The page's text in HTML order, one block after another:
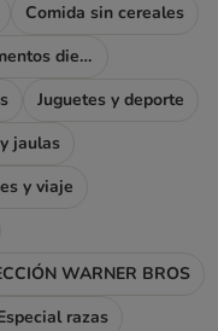
Comida sin cereales
Vitaminas y suplementos dietéticos
Juguetes y deporte
jaulas
y viaje
WARNER BROS
razas